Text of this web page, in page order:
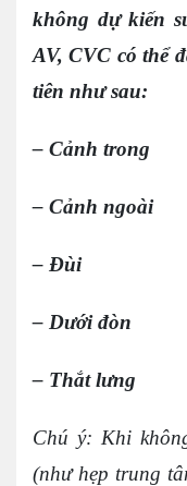
không dự kiến
AV, CVC có thể
tiên như sau:
– Cảnh trong
– Cảnh ngoài
– Đùi
– Dưới đòn
– Thắt lưng
Chú ý: Khi
(như hẹp trung